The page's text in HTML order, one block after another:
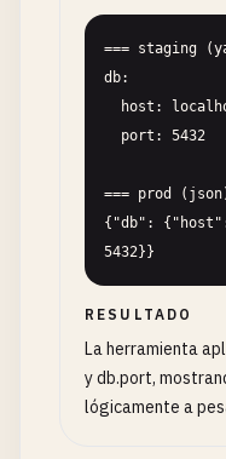
=== staging
db:
=== prod
{"db":
5432}}
RESULTADO
La herramienta
y db.port,
lógicamente a